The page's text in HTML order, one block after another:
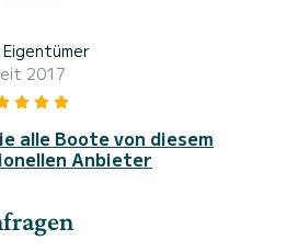
2017
alle Boote von diesem
Anbieter